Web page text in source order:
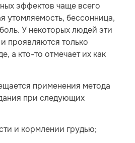
эффектов чаще всего
утомляемость, бессонница,
У некоторых людей эти
проявляются только
а кто-то отмечает их как
применения метода
при следующих
и кормлении грудью;